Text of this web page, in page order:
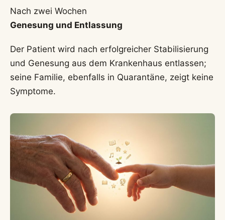
Nach zwei Wochen
Genesung und Entlassung
Der Patient wird nach erfolgreicher Stabilisierung
und Genesung aus dem Krankenhaus entlassen;
seine Familie, ebenfalls in Quarantäne, zeigt keine
Symptome.